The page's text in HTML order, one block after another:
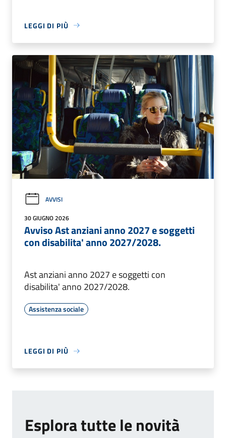
LEGGI DI PIÙ
AVVISI
30 GIUGNO 2026
Avviso Ast anziani anno 2027 e soggetti
con disabilita' anno 2027/2028.
Ast anziani anno 2027 e soggetti con
disabilita' anno 2027/2028.
Assistenza sociale
LEGGI DI PIÙ
Esplora tutte le novità